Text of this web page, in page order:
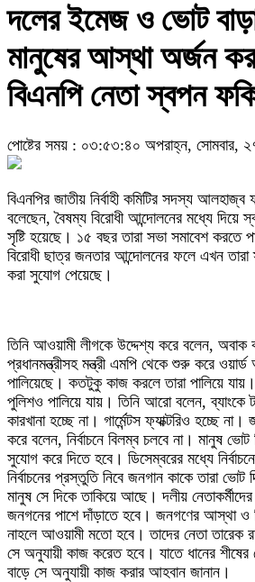
দলের ইমেজ ও ভোট
মানুষের আস্থা অর্জন
বিএনপি নেতা স্বপন
পোষ্টের সময় : ০৩:৫৩:৪০ অপরাহ্ন, সোমবার,
বিএনপির জাতীয় নির্বাহী কমিটির সদস্য
বলেছেন, বৈষম্য বিরোধী আন্দোলনের মধ্যে দিয়ে
সৃষ্টি হয়েছে। ১৫ বছর তারা সভা সমাবেশ করতে
বিরোধী ছাত্র জনতার আন্দোলনের ফলে এখন তারা
করা সুযোগ পেয়েছে।
তিনি আওয়ামী লীগকে উদ্দেশ্য করে বলেন, অবাক
প্রধানমন্ত্রীসহ মন্ত্রী এমপি থেকে শুরু করে ওয়ার্ড
পালিয়েছে। কতটুকু কাজ করলে তারা পালিয়ে
পুলিশও পালিয়ে যায়। তিনি আরো বলেন,
কারখানা হচ্ছে না। গার্মেন্টস ফ্যাক্টরিও হচ্ছে
করে বলেন, নির্বাচনে বিলম্ব চলবে না। মানুষ
সুযোগ করে দিতে হবে। ডিসেম্বরের মধ্যে
নির্বাচনের প্রস্তুতি নিবে জনগান কাকে তারা
মানুষ সে দিকে তাকিয়ে আছে। দলীয় নেতাকর্মীদের
জনগনের পাশে দাঁড়াতে হবে। জনগণের আস্থা
নাহলে আওয়ামী মতো হবে। তাদের নেতা তারেক
সে অনুযায়ী কাজ করেত হবে। যাতে ধানের
বাড়ে সে অনুযায়ী কাজ করার আহবান জানান।